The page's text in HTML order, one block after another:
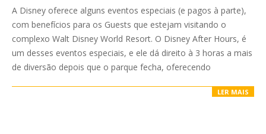
04-
29
A Disney oferece alguns eventos especiais (e pagos à parte),
com benefícios para os Guests que estejam visitando o
complexo Walt Disney World Resort. O Disney After Hours, é
um desses eventos especiais, e ele dá direito à 3 horas a mais
de diversão depois que o parque fecha, oferecendo
LER MAIS